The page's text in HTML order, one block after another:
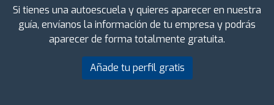
Si tienes una autoescuela y quieres aparecer en nuestra
guía, envíanos la información de tu empresa y podrás
aparecer de forma totalmente gratuita.
Añade tu perfil gratis